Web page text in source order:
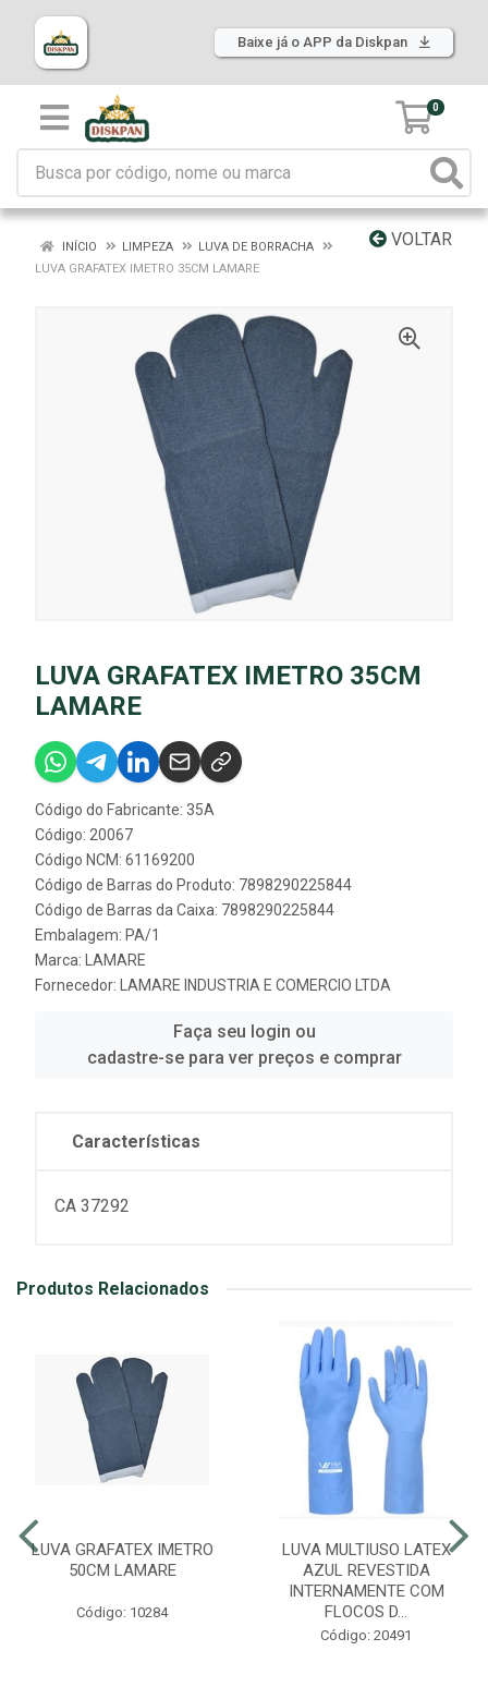
Baixe já o APP da Diskpan
0
VOLTAR
INÍCIO LIMPEZA
LUVA DE BORRACHA
LUVA GRAFATEX IMETRO 35CM LAMARE
LUVA GRAFATEX IMETRO 35CM
LAMARE
Código do Fabricante: 35A
Código: 20067
Código NCM: 61169200
Código de Barras do Produto: 7898290225844
Código de Barras da Caixa: 7898290225844
Embalagem: PA/1
Marca:
LAMARE
Fornecedor:
LAMARE INDUSTRIA E COMERCIO LTDA
Faça seu login ou
cadastre-se para ver preços e comprar
Características
CA 37292
Produtos Relacionados
LUVA GRAFATEX IMETRO
50CM LAMARE
Código: 10284
LUVA MULTIUSO LATEX
AZUL REVESTIDA
INTERNAMENTE COM
FLOCOS D...
Código: 20491